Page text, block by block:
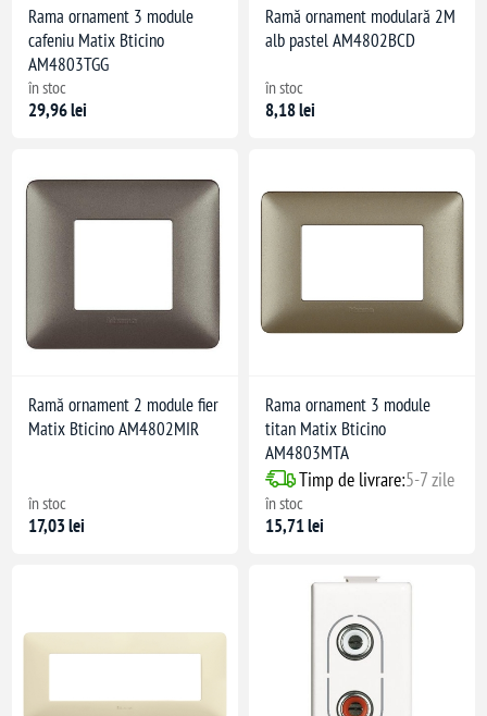
Rama ornament 3 module
cafeniu Matix Bticino
AM4803TGG
în stoc
29,96 lei
Ramă ornament modulară 2M
alb pastel AM4802BCD
în stoc
8,18 lei
Ramă ornament 2 module fier
Matix Bticino AM4802MIR
în stoc
17,03 lei
Rama ornament 3 module
titan Matix Bticino
AM4803MTA
Timp de livrare:5-7 zile
în stoc
15,71 lei